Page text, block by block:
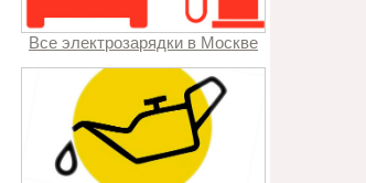
Все электрозарядки в Москве